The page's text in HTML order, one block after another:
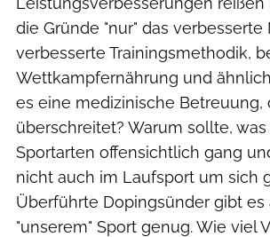
die Gründe "nur" das verbesserte
verbesserte Trainingsmethodik,
Wettkampfernährung und
es eine medizinische Betreuung,
überschreitet? Warum sollte,
Sportarten offensichtlich gang
nicht auch im Laufsport um sich
Überführte Dopingsünder gibt es
"unserem" Sport genug. Wie viel